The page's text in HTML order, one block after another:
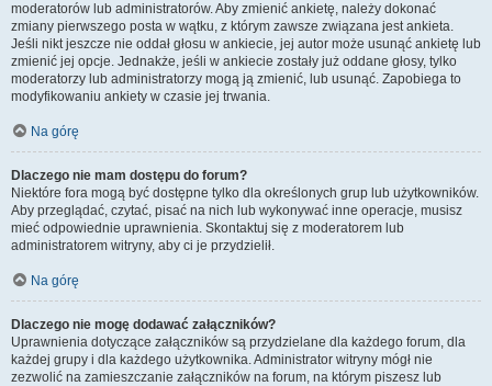
moderatorów lub administratorów. Aby zmienić ankietę, należy dokonać
zmiany pierwszego posta w wątku, z którym zawsze związana jest ankieta.
Jeśli nikt jeszcze nie oddał głosu w ankiecie, jej autor może usunąć ankietę lub
zmienić jej opcje. Jednakże, jeśli w ankiecie zostały już oddane głosy, tylko
moderatorzy lub administratorzy mogą ją zmienić, lub usunąć. Zapobiega to
modyfikowaniu ankiety w czasie jej trwania.
Na górę
Dlaczego nie mam dostępu do forum?
Niektóre fora mogą być dostępne tylko dla określonych grup lub użytkowników.
Aby przeglądać, czytać, pisać na nich lub wykonywać inne operacje, musisz
mieć odpowiednie uprawnienia. Skontaktuj się z moderatorem lub
administratorem witryny, aby ci je przydzielił.
Na górę
Dlaczego nie mogę dodawać załączników?
Uprawnienia dotyczące załączników są przydzielane dla każdego forum, dla
każdej grupy i dla każdego użytkownika. Administrator witryny mógł nie
zezwolić na zamieszczanie załączników na forum, na którym piszesz lub